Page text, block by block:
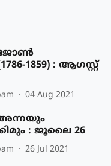
ജോണ്‍
1859) : ആഗസ്റ്റ്
04 Aug 2021
: ജൂലൈ 26
26 Jul 2021